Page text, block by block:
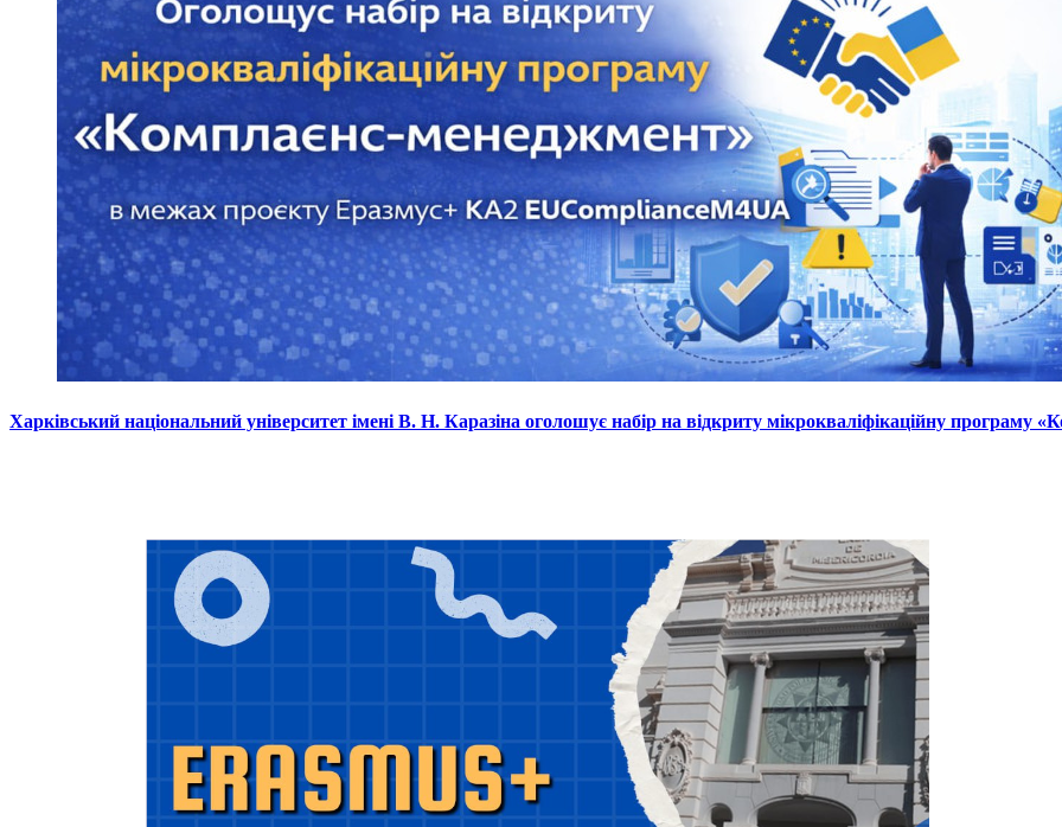
Харківський національний університет імені В. Н. Каразіна оголошує набір на відкриту мікрокваліфікаційну програму